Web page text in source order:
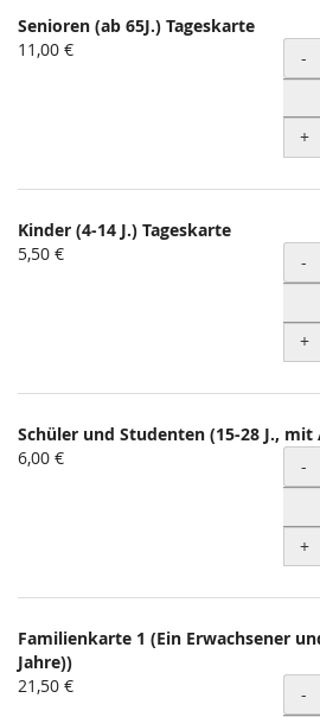
Senioren (ab 65J.) Tageskarte
11,00 €
-
+
Kinder (4-14 J.) Tageskarte
5,50 €
-
+
Schüler und Studenten (15-28 J., mit
6,00 €
-
+
Familienkarte 1 (Ein Erwachsener
Jahre))
21,50 €
-